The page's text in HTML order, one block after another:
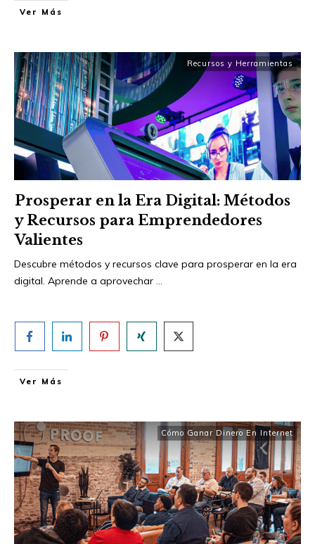
Ver Más
Recursos y Herramientas
Prosperar en la Era Digital: Métodos
y Recursos para Emprendedores
Valientes
Descubre métodos y recursos clave para prosperar en la era
digital. Aprende a aprovechar
Ver Más
Cómo Ganar Dinero En Internet